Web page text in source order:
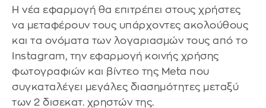
Η νέα εφαρμογή θα επιτρέπει στους χρήστες
να μεταφέρουν τους υπάρχοντες ακολούθους
και τα ονόματα των λογαριασμών τους από το
Instagram, την εφαρμογή κοινής χρήσης
φωτογραφιών και βίντεο της Meta που
συγκαταλέγει μεγάλες διασημότητες μεταξύ
των 2 δισεκατ. χρηστών της.